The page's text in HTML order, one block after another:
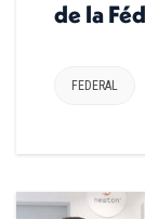
de la
FEDERAL